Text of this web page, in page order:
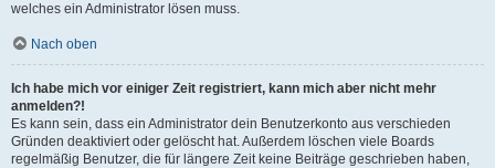
welches ein Administrator lösen muss.
Nach oben
Ich habe mich vor einiger Zeit registriert, kann mich aber nicht mehr
anmelden?!
Es kann sein, dass ein Administrator dein Benutzerkonto aus verschieden
Gründen deaktiviert oder gelöscht hat. Außerdem löschen viele Boards
regelmäßig Benutzer, die für längere Zeit keine Beiträge geschrieben haben,